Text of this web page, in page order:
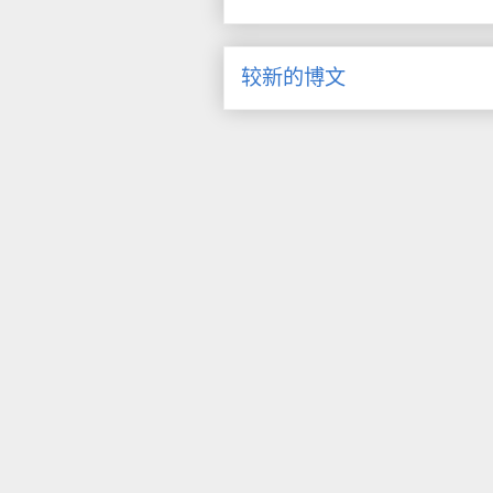
较新的博文